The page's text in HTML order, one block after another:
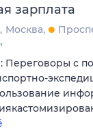
зарплата
Москва
Переговоры с